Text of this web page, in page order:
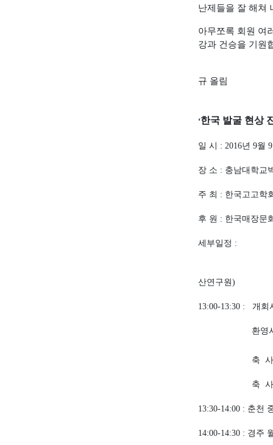
난제들을 잘 해쳐
아무쪼록 회원 여
강과 건승을 기원
규 올림
‘한국 발굴 현상
일 시 : 2016년 9월 9
장 소 : 충남대학교
주 최 : 한국고고학
후 원 : 한국매장문
세부일정 :
산연구원)
13:00-13:30 : 개회
환영사
축 사 나
축 사 조
13:30-14:00 : 춘천
14:00-14:30 : 경주